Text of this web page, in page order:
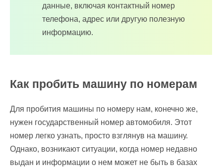
данные, включая контактный номер
телефона, адрес или другую полезную
информацию.
Как пробить машину по номерам
Для пробития машины по номеру нам, конечно же,
нужен государственный номер автомобиля. Этот
номер легко узнать, просто взглянув на машину.
Однако, возникают ситуации, когда номер недавно
выдан и информации о нем может не быть в базах